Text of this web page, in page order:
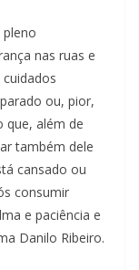
nas ruas e
ou, pior,
que, além de
também dele
cansado ou
consumir
e paciência e
Danilo Ribeiro.